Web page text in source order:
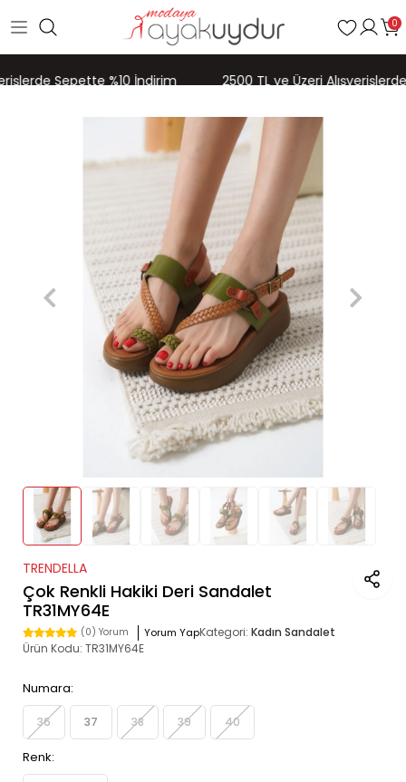
Sepette %10 İndirim 2500 TL ve Üzeri Alışverişlerde
0
TRENDELLA
Çok Renkli Hakiki Deri Sandalet
TR31MY64E
(0) Yorum Yorum YapKategori: Kadın Sandalet
Ürün Kodu: TR31MY64E
Numara:
36 37 38 39 40
Renk: